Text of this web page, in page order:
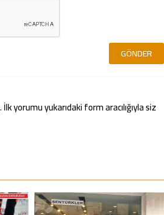
yorumu yukarıdaki form aracılığıyla siz